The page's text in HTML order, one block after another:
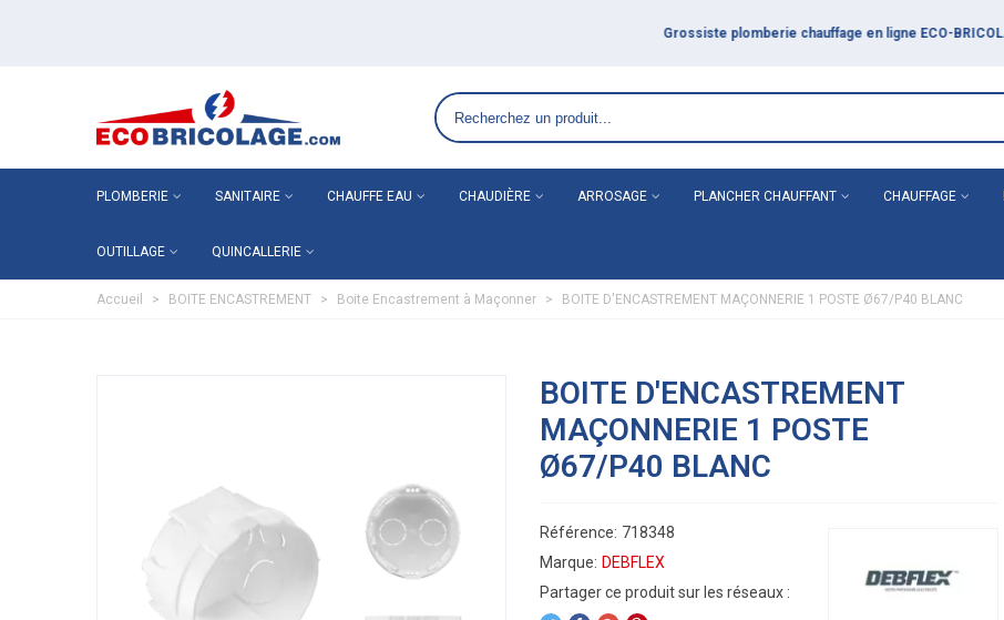
PLOMBERIE SANITAIRE CHAUFFE EAU CHAUDIÈRE ARROSAGE PLANCHER CHAUFFANT CHAUFFAGE
OUTILLAGE QUINCALLERIE
Accueil > BOITE ENCASTREMENT > Boite Encastrement à Maçonner > BOITE D'ENCASTREMENT MAÇONNERIE 1 POSTE Ø67/P40 BLANC
BOITE D'ENCASTREMENT
MAÇONNERIE 1 POSTE
Ø67/P40 BLANC
Référence: 718348
Marque: DEBFLEX